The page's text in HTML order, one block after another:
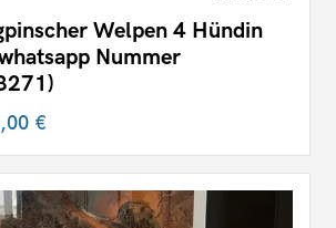
Welpen 4 Hündin
Nummer
€